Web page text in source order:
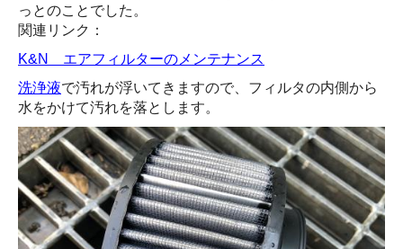
っとのことでした。
関連リンク：
K&N エアフィルターのメンテナンス
洗浄液で汚れが浮いてきますので、フィルタの内側から
水をかけて汚れを落とします。